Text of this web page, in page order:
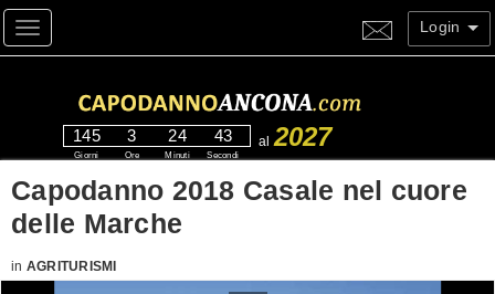
Toggle navigation Login
145
Giorni
3
Ore
24
Minuti
43
Secondi
al 2027
Capodanno 2018 Casale nel cuore
delle Marche
in AGRITURISMI